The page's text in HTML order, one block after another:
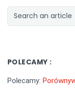
POLECAMY :
Polecamy: